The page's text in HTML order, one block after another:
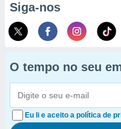
Siga-nos
O tempo no seu
Eu li e aceito a política de